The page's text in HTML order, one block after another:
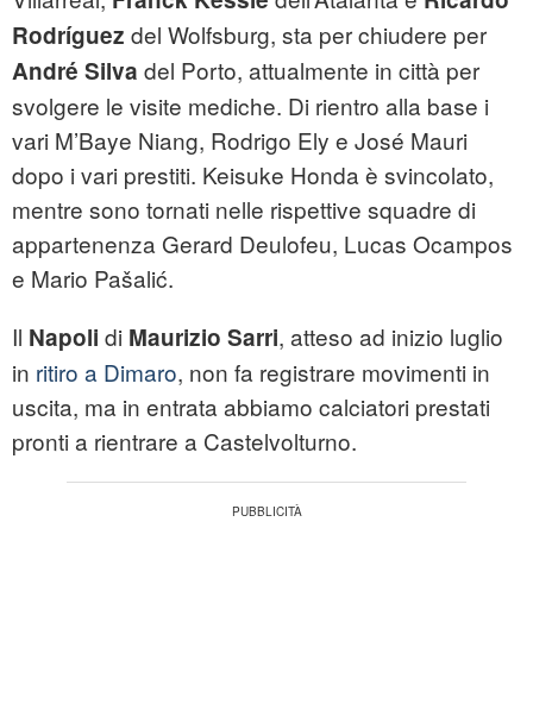
Rodríguez del Wolfsburg, sta per chiudere per
André Silva del Porto, attualmente in città per
svolgere le visite mediche. Di rientro alla base i
vari M’Baye Niang, Rodrigo Ely e José Mauri
dopo i vari prestiti. Keisuke Honda è svincolato,
mentre sono tornati nelle rispettive squadre di
appartenenza Gerard Deulofeu, Lucas Ocampos
e Mario Pašalić.
Il Napoli di Maurizio Sarri, atteso ad inizio luglio
in ritiro a Dimaro, non fa registrare movimenti in
uscita, ma in entrata abbiamo calciatori prestati
pronti a rientrare a Castelvolturno.